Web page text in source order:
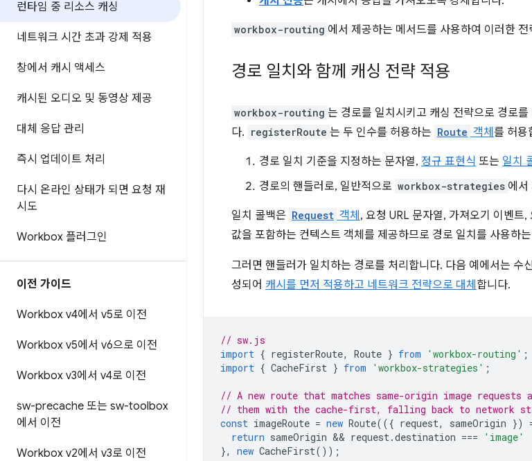
런타임 중 리소스 캐싱
네트워크 시간 초과 강제 적용
창에서 캐시 액세스
캐시된 오디오 및 동영상 제공
대체 응답 관리
즉시 업데이트 처리
다시 온라인 상태가 되면 요청 재
시도
Workbox 플러그인
이전 가이드
Workbox v4에서 v5로 이전
Workbox v5에서 v6으로 이전
Workbox v3에서 v4로 이전
sw-precache 또는 sw-toolbox
에서 이전
Workbox v2에서 v3로 이전
workbox-routing 에서 제공하는 메서드를 사용하여 이러한
경로 일치와 함께 캐싱 전략 적용
workbox-routing 는 경로를 일치시키고 캐싱 전략으로 경로를
다. registerRoute 는 두 인수를 허용하는 Route 객체 를 허용
경로 일치 기준을 지정하는 문자열, 정규 표현식 또는 일치
경로의 핸들러로, 일반적으로 workbox-strategies 에서
일치 콜백은 Request 객체 , 요청 URL 문자열, 가져오기 이벤트
값을 포함하는 컨텍스트 객체를 제공하므로 경로 일치를 사용하
그러면 핸들러가 일치하는 경로를 처리합니다. 다음 예에서는 수
성되어 캐시를 먼저 적용하고 네트워크 전략으로 대체 합니다.
// sw.js
import { registerRoute, Route } from 'workbox-routing' ;
import { CacheFirst } from 'workbox-strategies' ;
// A new route that matches same-origin image requests
// them with the cache-first, falling back to network
const imageRoute = new Route(({ request, sameOrigin })
return sameOrigin && request.destination ===
'image'
},
new CacheFirst());